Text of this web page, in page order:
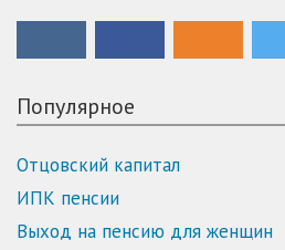
Популярное
Отцовский капитал
ИПК пенсии
Выход на пенсию для женщин